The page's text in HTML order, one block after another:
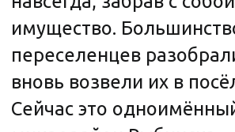
Предполагалось, что Слип станет
Новой Мологой. Но, к сожалению,
трудные условия жизни — нехватка
рабочих мест и совершенно
неплодородная земля — не
позволили мечте мологжан
осуществиться.